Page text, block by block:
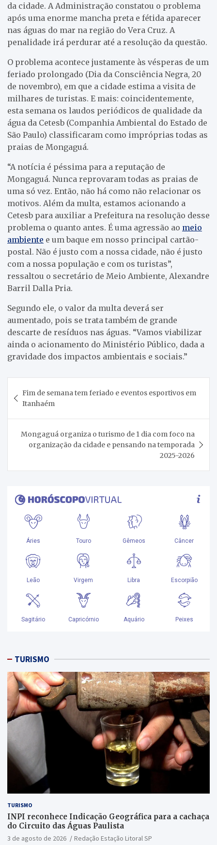
da cidade. A Administração constatou o problema
após uma enorme mancha preta e fétida aparecer
nas águas do mar na região do Vera Cruz. A
penalidade irá perdurar até a resolução da questão.
O problema acontece justamente às vésperas de um
feriado prolongado (Dia da Consciência Negra, 20
de novembro), em que a cidade estima a visita de
milhares de turistas. E mais: coincidentemente,
esta semana os laudos periódicos de qualidade da
água da Cetesb (Companhia Ambiental do Estado de
São Paulo) classificaram como impróprias todas as
praias de Mongaguá.
“A notícia é péssima para a reputação de
Mongaguá. Nunca reprovaram todas as praias de
uma só vez. Então, não há como não relacionar os
motivos. Além da multa, estamos acionando a
Cetesb para auxiliar a Prefeitura na resolução desse
problema o quanto antes. É uma agressão ao meio
ambiente e um baque em nosso principal cartão-
postal. Não é justo com a nossa cidade, não é justo
com a nossa população e com os turistas”,
ressaltou o secretário de Meio Ambiente, Alexandre
Barril Dalla Pria.
Segundo ele, o valor da multa deverá ser
aumentado, pois se trata também de grande
descarte de resíduos nas águas. “Vamos viabilizar
ainda o acionamento do Ministério Público, dada a
gravidade dos impactos ambientais e sociais.”
de
Post
Fim de semana tem feriado e eventos esportivos em
Itanhaém
Mongaguá organiza o turismo de 1 dia com foco na
organização da cidade e pensando na temporada
2025-2026
TURISMO
TURISMO
INPI reconhece Indicação Geográfica para a cachaça
do Circuito das Águas Paulista
3 de agosto de 2026 Redação Estação Litoral SP